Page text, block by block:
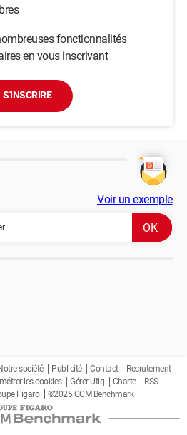
fonctionnalités
en vous inscrivant
S'INSCRIRE
Voir un exemple
société Publicité Contact
Recrutement
les cookies Gérer Utiq Charte
RSS
Figaro ©2025 CCM Benchmark